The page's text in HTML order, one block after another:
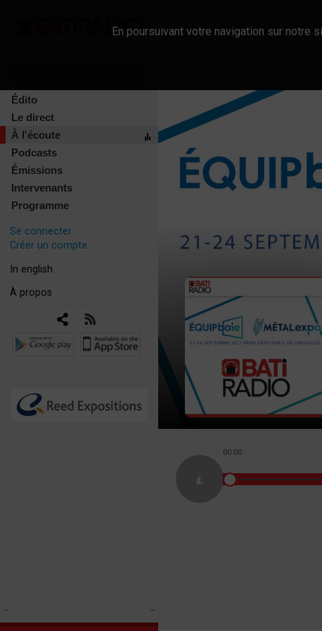
Édito
Le direct
À l'écoute
Podcasts
Émissions
Intervenants
Programme
Se connecter
Créer un compte
In english
À propos
00:00
En poursuivant votre navigation sur notre